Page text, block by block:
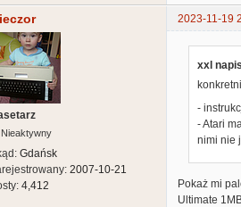
2023-11-19
Nieaktywny
Gdańsk
2007-10-21
4,412
xxl
-
- Atari
nimi nie
Pokaż mi
Ultimate